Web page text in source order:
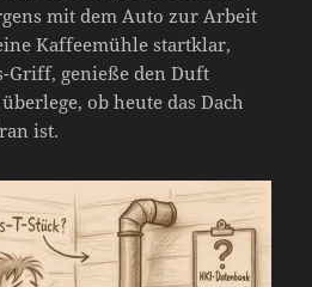
mit dem Auto zur Arbeit
Kaffeemühle startklar,
Griff, genieße den Duft
ob heute das Dach
ist.